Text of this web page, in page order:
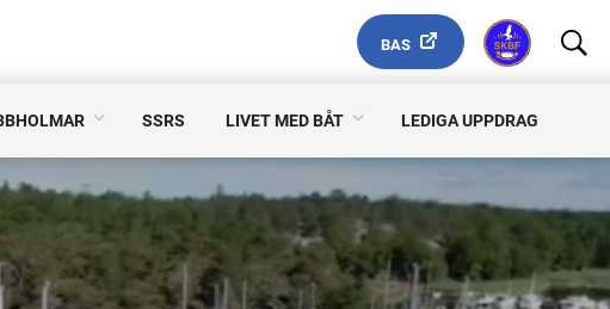
BAS
SSRS LIVET MED BÅT LEDIGA UPPDRAG